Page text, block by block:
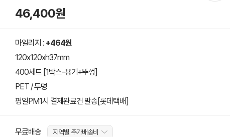
46,400원
마일리지 : +464원
120x120xh37mm
400세트 [1박스-용기+뚜껑]
PET / 투명
평일PM1시 결제완료건 발송[롯데택배]
무료배송
지역별 추가배송비